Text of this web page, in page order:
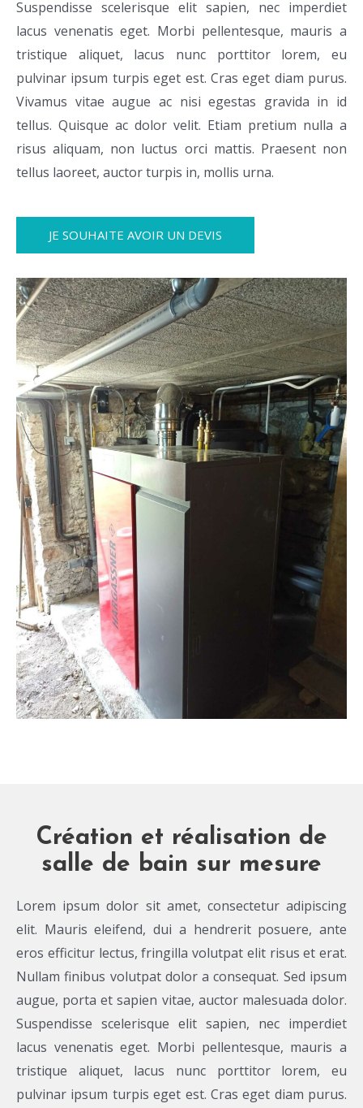
Suspendisse scelerisque elit sapien, nec imperdiet
lacus venenatis eget. Morbi pellentesque, mauris a
tristique aliquet, lacus nunc porttitor lorem, eu
pulvinar ipsum turpis eget est. Cras eget diam purus.
Vivamus vitae augue ac nisi egestas gravida in id
tellus. Quisque ac dolor velit. Etiam pretium nulla a
risus aliquam, non luctus orci mattis. Praesent non
tellus laoreet, auctor turpis in, mollis urna.
JE SOUHAITE AVOIR UN DEVIS
Création et réalisation de
salle de bain sur mesure
Lorem ipsum dolor sit amet, consectetur adipiscing
elit. Mauris eleifend, dui a hendrerit posuere, ante
eros efficitur lectus, fringilla volutpat elit risus et erat.
Nullam finibus volutpat dolor a consequat. Sed ipsum
augue, porta et sapien vitae, auctor malesuada dolor.
Suspendisse scelerisque elit sapien, nec imperdiet
lacus venenatis eget. Morbi pellentesque, mauris a
tristique aliquet, lacus nunc porttitor lorem, eu
pulvinar ipsum turpis eget est. Cras eget diam purus.